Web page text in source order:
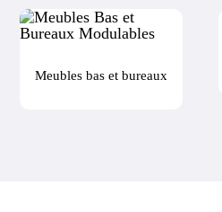
Meubles bas et bureaux